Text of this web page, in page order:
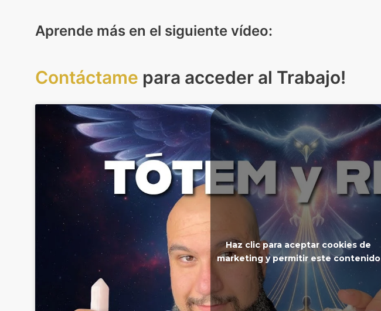
Aprende más en el siguiente vídeo:
Contáctame para acceder al Trabajo!
Haz clic para aceptar cookies de
marketing y permitir este contenido